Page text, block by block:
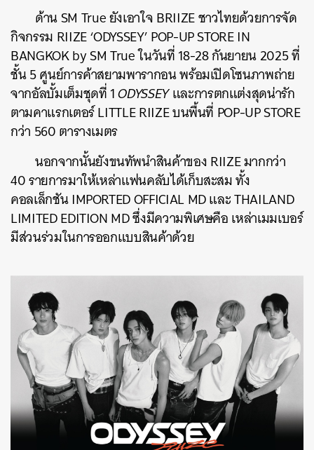
ด้าน SM True ยังเอาใจ BRIIZE ชาวไทยด้วยการจัด
กิจกรรม RIIZE ‘ODYSSEY’ POP-UP STORE IN
BANGKOK by SM True ในวันที่ 18-28 กันยายน 2025 ที่
ชั้น 5 ศูนย์การค้าสยามพารากอน พร้อมเปิดโซนภาพถ่าย
จากอัลบั้มเต็มชุดที่ 1ODYSSEYและการตกแต่งสุดน่ารัก
ตามคาแรกเตอร์ LITTLE RIIZE บนพื้นที่ POP-UP STORE
กว่า 560 ตารางเมตร
นอกจากนั้นยังขนทัพนำสินค้าของ RIIZE มากกว่า
40 รายการมาให้เหล่าแฟนคลับได้เก็บสะสม ทั้ง
คอลเล็กชัน IMPORTED OFFICIAL MD และ THAILAND
LIMITED EDITION MD ซึ่งมีความพิเศษคือ เหล่าเมมเบอร์
มีส่วนร่วมในการออกแบบสินค้าด้วย
SHARE TWEET LINE EMAIL